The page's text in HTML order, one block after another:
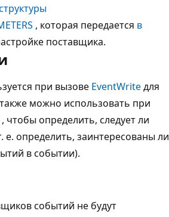
, которая передается в
поставщика.
при вызове EventWriteдля
можно использовать при
, чтобы определить, следует ли
е. определить, заинтересованы ли
в событии).
событий не будут